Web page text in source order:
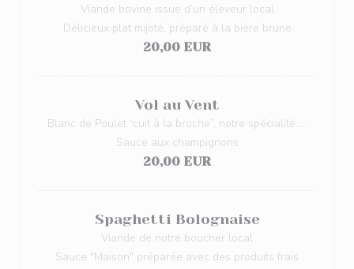
Viande bovine issue d’un éleveur local
Délicieux plat mijoté, préparé à la bière brune
20,00 EUR
Vol au Vent
Blanc de Poulet “cuit à la broche”, notre spécialité…..
Sauce aux champignons
20,00 EUR
Spaghetti Bolognaise
Viande de notre boucher local
Sauce "Maison" préparée avec des produits frais